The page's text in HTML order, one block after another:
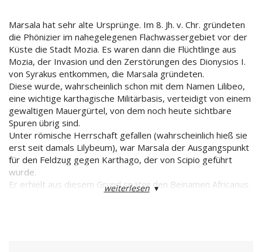
Marsala hat sehr alte Ursprünge. Im 8. Jh. v. Chr. gründeten
die Phönizier im nahegelegenen Flachwassergebiet vor der
Küste die Stadt Mozia. Es waren dann die Flüchtlinge aus
Mozia, der Invasion und den Zerstörungen des Dionysios I.
von Syrakus entkommen, die Marsala gründeten.
Diese wurde, wahrscheinlich schon mit dem Namen Lilibeo,
eine wichtige karthagische Militärbasis, verteidigt von einem
gewaltigen Mauergürtel, von dem noch heute sichtbare
Spuren übrig sind.
Unter römische Herrschaft gefallen (wahrscheinlich hieß sie
erst seit damals Lilybeum), war Marsala der Ausgangspunkt
für den Feldzug gegen Karthago, der von Scipio geführt
wurde.
Er erhielt aus diesem Grund später den Beinamen Africanus.
weiterlesen▾